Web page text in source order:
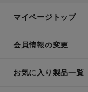
マイページトップ
会員情報の変更
お気に入り製品一覧